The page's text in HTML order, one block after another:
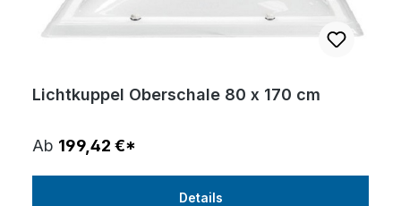
Lichtkuppel Oberschale 80 x 170 cm
Ab 199,42 €*
Details